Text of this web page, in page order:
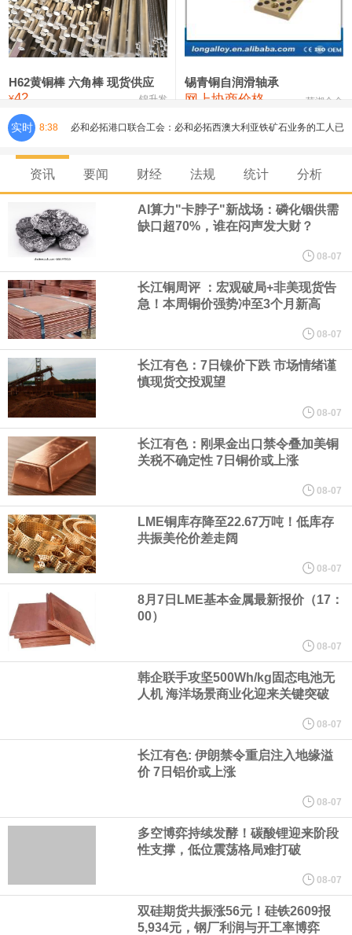
铸造铝合金锭(ZLD104) 24,300—24,500 24,400
压铸锌合金锭 26,500—26,700
氯化镍 38,300—40,300 39,300 0
H62黄铜棒 六角棒 现货供应
¥42 锦升发
锡青铜自润滑轴承
网上协商价格 芜湖合金
实时 8:38 必和必拓港口联合工会：必和必拓西澳大利亚铁矿石业务的工人已
通知，将于8月9日实施24小时停工。
8月7日，宇树科技董事长王兴兴网上路演时表示，报告期内，公司
研发费用金额分别为4,995.18万元、7,001.70万元、14,496.56万
元，最近3年复合增长率达70.36%，呈快速增长趋势，并形成多项
核心技术和知识产权。截至2026年1月31日，公司拥有262项专利权
（含境内发明专利20项）。
纽约期银日内涨4%，现报64.08美元/盎司。
宇树科技董事长、总经理兼首席技术官王兴兴在网上路演时表示，
经过多年研发创新和技术积累，公司逐步形成了包括一体化关节集
成技术、高紧凑度机器人身体集成技术、机器人激光雷达全自研核
心技术等多项已商业化应用的核心技术并已应用于公司的高性能通
用人形机器人、四足机器人等产品。
美国总统特朗普6日否认他对国防部长赫格塞思不满，称对赫格塞思
所做的工作“非常满意”。特朗普在社交媒体上发帖称，一些媒体有关
他与赫格塞思就弹药短缺问题发生冲突的报道是“完全没有根据的谣
言”，他对赫格塞思所做的工作“非常满意”。
据报道，威刚近日在法说会上表示，在需求增加、价格走高及货源
稳定的三大有利因素带动下，预期第3季度营运将优于第2季度，并
进一步扩大全年营运成果。
资讯 要闻 财经 法规 统计 分析
AI算力"卡脖子"新战场：磷化铟供需
缺口超70%，谁在闷声发大财？
08-07
长江铜周评 ：宏观破局+非美现货告
急！本周铜价强势冲至3个月新高
08-07
长江有色：7日镍价下跌 市场情绪谨
慎现货交投观望
08-07
长江有色：刚果金出口禁令叠加美铜
关税不确定性 7日铜价或上涨
08-07
LME铜库存降至22.67万吨！低库存
共振美伦价差走阔
08-07
8月7日LME基本金属最新报价（17：
00）
08-07
韩企联手攻坚500Wh/kg固态电池无
人机 海洋场景商业化迎来关键突破
08-07
长江有色: 伊朗禁令重启注入地缘溢
价 7日铝价或上涨
08-07
多空博弈持续发酵！碳酸锂迎来阶段
性支撑，低位震荡格局难打破
08-07
双硅期货共振涨56元！硅铁2609报
5,934元，钢厂利润与开工率博弈